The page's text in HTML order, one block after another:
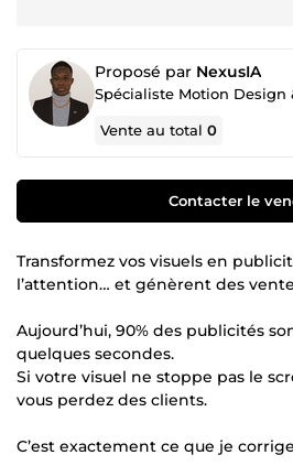
Proposé par NexusIA
Vente au total0
Contacter le
Transformez vos visuels en
l’attention… et génèrent des
Aujourd’hui, 90% des publicités
quelques secondes.
Si votre visuel ne stoppe pas le
vous perdez des clients.
C’est exactement ce que je